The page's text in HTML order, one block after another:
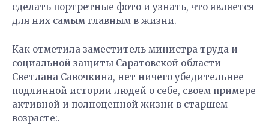
сделать портретные фото и узнать, что является
для них самым главным в жизни.
Как отметила заместитель министра труда и
социальной защиты Саратовской области
Светлана Савочкина, нет ничего убедительнее
подлинной истории людей о себе, своем примере
активной и полноценной жизни в старшем
возрасте:.